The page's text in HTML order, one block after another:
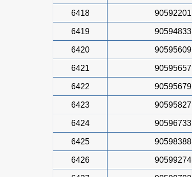
6418 90592201
6419 90594833
6420 90595609
6421 90595657
6422 90595679
6423 90595827
6424 90596733
6425 90598388
6426 90599274